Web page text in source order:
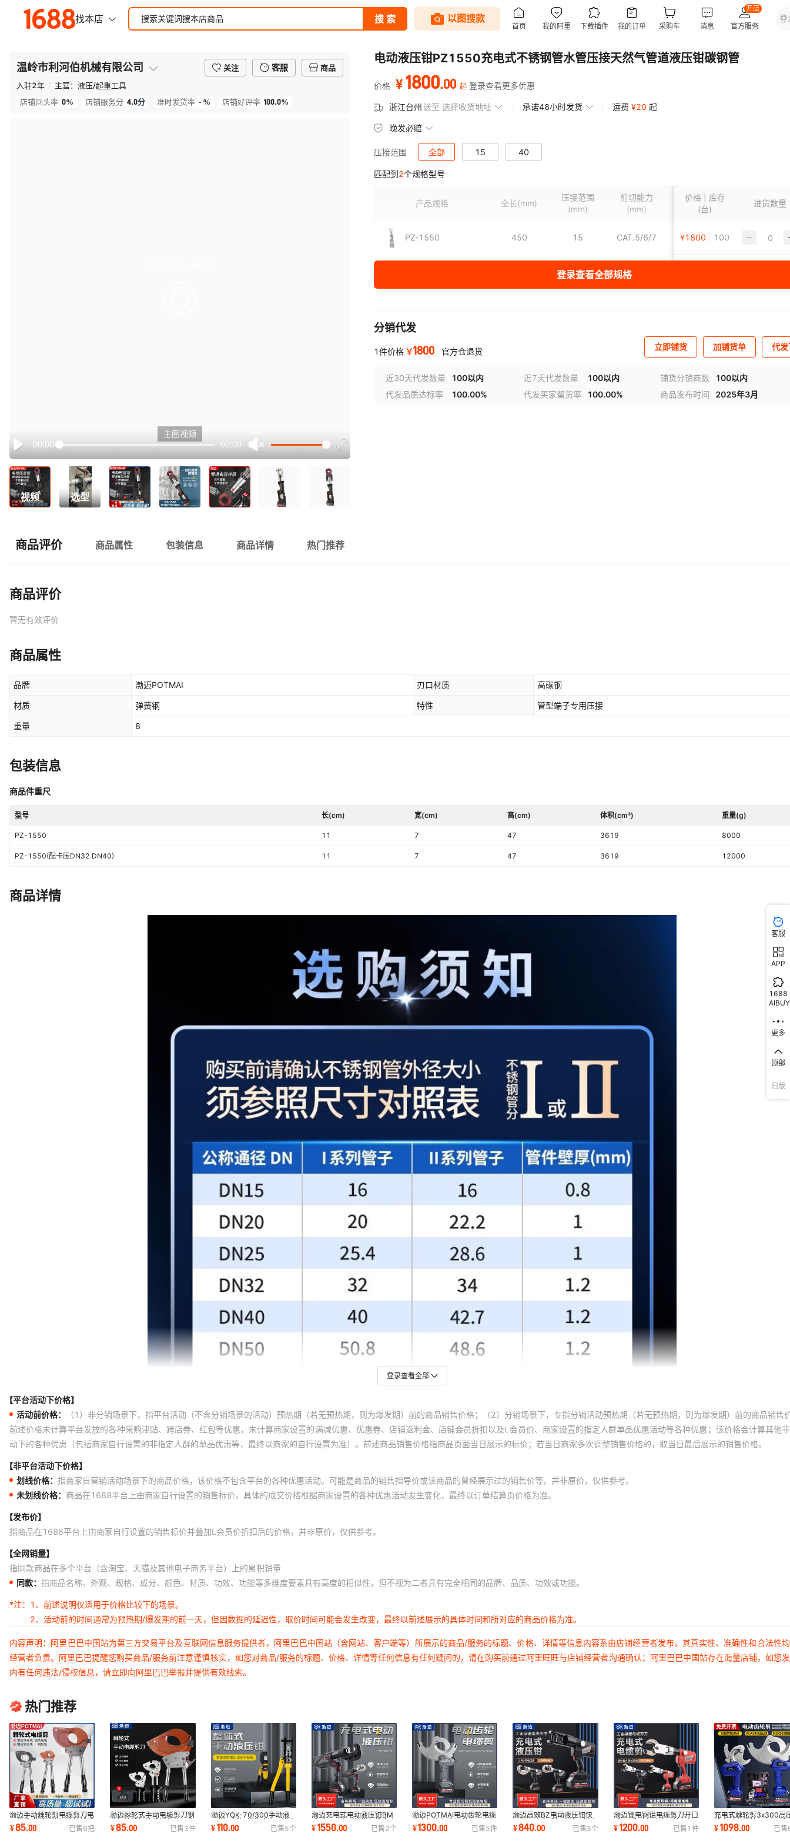
温岭市利河伯机械有限公司 关注 客服
商品
入驻2年 主营： 液压/起重工具
店铺回头率 0% 店铺服务分 4.0分 准时发货率 - % 店铺好评率 100.0%
Play
00:00 00:00
主图视频
视频 选型
电动液压钳PZ1550充电式不锈钢管水管压接天然气管道液压钳碳钢管
价格 ¥1800.00 起 登录查看更多优惠
浙江台州送至 选择收货地址 承诺48小时发货 运费 ¥20 起
晚发必赔
压接范围 全部 15 40
匹配到2个规格型号
产品规格 全长(mm)
压接范围
(mm)
剪切能力
(mm)
制式
钳柄长度
(mm)
价格 | 库存
(台)
进货数量
PZ-1550 450 15 CAT.5/6/7 中式 30
¥1800 100
40 CAT.5/6/7
登录查看全部规格
分销代发
1件价格 ￥1800 官方仓退货 立即铺货 加铺货单 代
近30天代发数量 100以内 近7天代发数量 100以内 铺货分销商数
100以内
代发品质达标率
100.00% 代发买家留货率 100.00% 商品发布时间 2025年3月
商品评价 商品属性 包装信息 商品详情 热门推荐
商品评价
暂无有效评价
商品属性
品牌 渤迈POTMAI 刃口材质 高碳钢
材质 弹簧钢 特性 管型端子专用压接
重量 8
包装信息
商品件重尺
型号 长(cm) 宽(cm) 高(cm) 体积(cm³) 重量(g)
PZ-1550 11 7 47 3619 8000
PZ-1550(配卡压DN32 DN40) 11 7 47 3619 12000
商品详情
登录查看全部
【平台活动下价格】
活动前价格：
（1）非分销场景下，指平台活动（不含分销场景的活动）预热期（若无预热期，则为爆发期）前的商品销售价格；（2）分销场景下，专指分销活动预热期（若无预热期，则为爆发期）前的商品销售
前述价格未计算平台发放的各种采购津贴、跨店券、红包等优惠，未计算商家设置的满减优惠、优惠券、店铺返利金、店铺会员折扣以及L会员价、商家设置的指定人群单品优惠活动等各种优惠；该价格会计算其他
动下的各种优惠（包括商家自行设置的非指定人群的单品优惠等，最终以商家的自行设置为准）。前述商品销售价格指商品页面当日展示的标价；若当日商家多次调整销售价格的，取当日最后展示的销售价格。
【非平台活动下价格】
划线价格： 指商家自营销活动场景下的商品价格，该价格不包含平台的各种优惠活动。可能是商品的销售指导价或该商品的曾经展示过的销售价等，并非原价，仅供参考。
未划线价格： 商品在1688平台上由商家自行设置的销售标价，具体的成交价格根据商家设置的各种优惠活动发生变化，最终以订单结算页价格为准。
【发布价】
指商品在1688平台上由商家自行设置的销售标价并叠加L会员价折扣后的价格，并非原价，仅供参考。
【全网销量】
指同款商品在多个平台（含淘宝、天猫及其他电子商务平台）上的累积销量
同款： 指商品名称、外观、规格、成分、颜色、材质、功效、功能等多维度要素具有高度的相似性，但不视为二者具有完全相同的品牌、品质、功效或功能。
*注：
1、前述说明仅适用于价格比较下的场景。
2、活动前的时间通常为预热期/爆发期的前一天，但因数据的延迟性，取价时间可能会发生改变，最终以前述展示的具体时间和所对应的商品价格为准。
内容声明：阿里巴巴中国站为第三方交易平台及互联网信息服务提供者，阿里巴巴中国站（含网站、客户端等）所展示的商品/服务的标题、价格、详情等信息内容系由店铺经营者发布，其真实性、准确性和合法性
经营者负责。阿里巴巴提醒您购买商品/服务前注意谨慎核实，如您对商品/服务的标题、价格、详情等任何信息有任何疑问的，请在购买前通过阿里旺旺与店铺经营者沟通确认；阿里巴巴中国站存在海量店铺，如您
内有任何违法/侵权信息，请立即向阿里巴巴举报并提供有效线索。
热门推荐
渤迈手动棘轮剪电缆剪刀电
工线缆钳断线钳钢芯铝绞线
钢绞线专用剪
¥85.00 已售6把
渤迈棘轮式手动电缆剪刀钢
芯铝绞线钢绞线钳伸缩双齿
轮电缆专用剪
¥85.00 已售3件
渤迈YQK-70/300手动液
压钳不锈钢整体式接压钳电
工专用液压压线钳
¥110.00 已售5个
渤迈充电式电动液压钳BM
系列开口鼻压接钳便携充电
式工具压接钳
¥1550.00 已售2个
渤迈POTMAI电动齿轮电缆
剪全铜电机齿轮剪可切铜铝
线充电棘轮剪
¥1300.00 已售5件
渤迈高效BZ电动液压钳快
速接压充电式锂电液压钳电
缆电线压线钳
¥840.00 已售3个
渤迈锂电铜铝电缆剪刀开口
式BZ系列电动液压剪刀红
色充电式电缆剪
¥1200.00 已售 1 件
充电式棘轮剪3x300高
线电动电缆剪5x240低
线电动齿轮剪刀电工
¥1098.00 已售
客服
APP
1688
AIBUY
更多
顶部
旧版